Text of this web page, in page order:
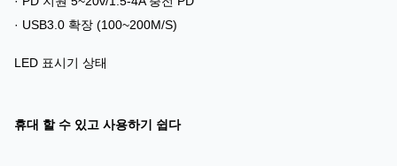
· USB3.0 확장 (100~200M/S)
LED 표시기 상태
휴대 할 수 있고 사용하기 쉽다